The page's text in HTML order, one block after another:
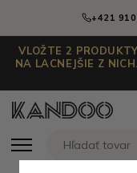
+421
VLOŽTE 2
NA LACNEJŠIE Z NICH.